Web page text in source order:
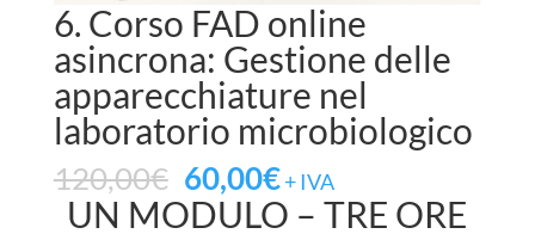
6. Corso FAD online
asincrona: Gestione delle
apparecchiature nel
laboratorio microbiologico
120,00€ 60,00€ + IVA
UN MODULO – TRE ORE